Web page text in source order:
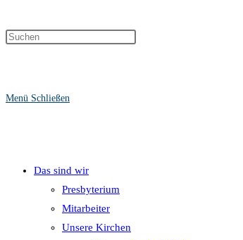
umschalten
Menü Schließen
Das sind wir
Presbyterium
Mitarbeiter
Unsere Kirchen